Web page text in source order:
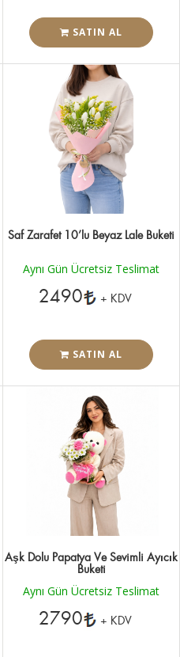
SATIN AL
Saf Zarafet 10’lu Beyaz Lale Buketi
Aynı Gün Ücretsiz Teslimat
2490 + KDV
SATIN AL
Aşk Dolu Papatya Ve Sevimli Ayıcık
Buketi
Aynı Gün Ücretsiz Teslimat
2790 + KDV